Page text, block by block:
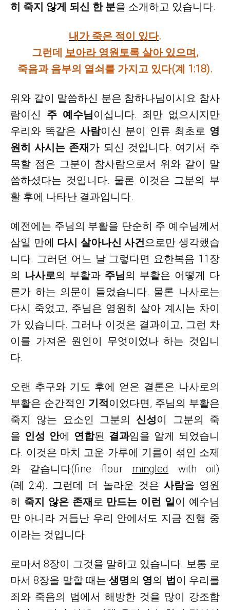
히 죽지 않게 되신 한 분을 소개하고 있습니다.
내가 죽은 적이 있다.
그런데 보아라 영원토록 살아 있으며,
죽음과 음부의 열쇠를 가지고 있다(계 1:18).
위와 같이 말씀하신 분은 참하나님이시요 참사
람이신 주 예수님이십니다. 죄만 없으시지만
우리와 똑같은 사람이신 분이 인류 최초로 영
원히 사시는 존재가 되신 것입니다. 여기서 주
목할 점은 그분이 참사람으로서 위와 같이 말
씀하셨다는 것입니다. 물론 이것은 그분의 부
활 후에 나타난 결과입니다.
예전에는 주님의 부활을 단순히 주 예수님께서
삼일 만에 다시 살아나신 사건으로만 생각했습
니다. 그러던 어느 날 그렇다면 요한복음 11장
의 나사로의 부활과 주님의 부활은 어떻게 다
른가 하는 의문이 들었습니다. 물론 나사로는
다시 죽었고, 주님은 영원히 살아 계시는 차이
가 있습니다. 그러나 이것은 결과이고, 그런 차
이를 가져온 원인이 무엇이었나 하는 것입니
다.
오랜 추구와 기도 후에 얻은 결론은 나사로의
부활은 순간적인 기적이었다면, 주님의 부활은
죽지 않는 요소인 그분의 신성이
그분의 죽
을 인성 안에 연합된 결과임을 알게 되었습니
다. 이것은 마치 고운 가루에 기름이 섞인 소제
와 같습니다(fine flour mingled with oil)
(레 2:4). 그런데 더 놀라운 것은 사람을 영원
히 죽지 않은 존재로 만드는 이런 일이 예수님
만 아니라 거듭난 우리 안에서도 지금 진행 중
이라는 것입니다.
로마서 8장이 그것을 말하고 있습니다. 보통 로
마서 8장을 말할 때는생명의 영의 법이 우리를
죄와 죽음의 법에서 해방한 것을 많이 강조합